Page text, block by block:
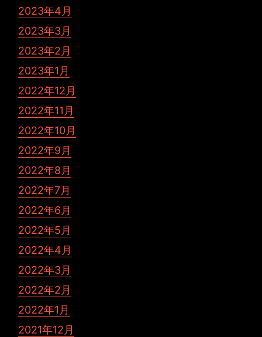
2023年4月
2023年3月
2023年2月
2023年1月
2022年12月
2022年11月
2022年10月
2022年9月
2022年8月
2022年7月
2022年6月
2022年5月
2022年4月
2022年3月
2022年2月
2022年1月
2021年12月